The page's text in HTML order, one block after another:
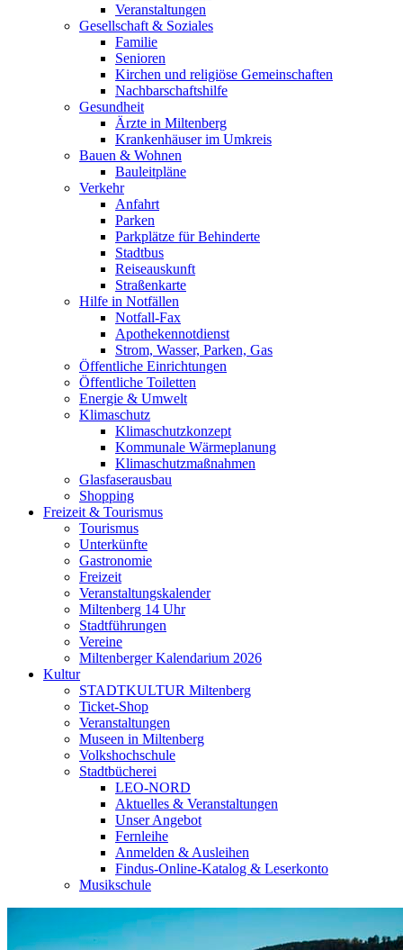
Veranstaltungen
Gesellschaft & Soziales
Familie
Senioren
Kirchen und religiöse Gemeinschaften
Nachbarschaftshilfe
Gesundheit
Ärzte in Miltenberg
Krankenhäuser im Umkreis
Bauen & Wohnen
Bauleitpläne
Verkehr
Anfahrt
Parken
Parkplätze für Behinderte
Stadtbus
Reiseauskunft
Straßenkarte
Hilfe in Notfällen
Notfall-Fax
Apothekennotdienst
Strom, Wasser, Parken, Gas
Öffentliche Einrichtungen
Öffentliche Toiletten
Energie & Umwelt
Klimaschutz
Klimaschutzkonzept
Kommunale Wärmeplanung
Klimaschutzmaßnahmen
Glasfaserausbau
Shopping
Freizeit & Tourismus
Tourismus
Unterkünfte
Gastronomie
Freizeit
Veranstaltungskalender
Miltenberg 14 Uhr
Stadtführungen
Vereine
Miltenberger Kalendarium 2026
Kultur
STADTKULTUR Miltenberg
Ticket-Shop
Veranstaltungen
Museen in Miltenberg
Volkshochschule
Stadtbücherei
LEO-NORD
Aktuelles & Veranstaltungen
Unser Angebot
Fernleihe
Anmelden & Ausleihen
Findus-Online-Katalog & Leserkonto
Musikschule